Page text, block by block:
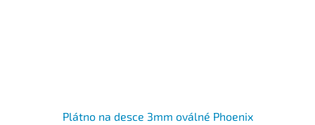
Plátno na desce 3mm oválné Phoenix